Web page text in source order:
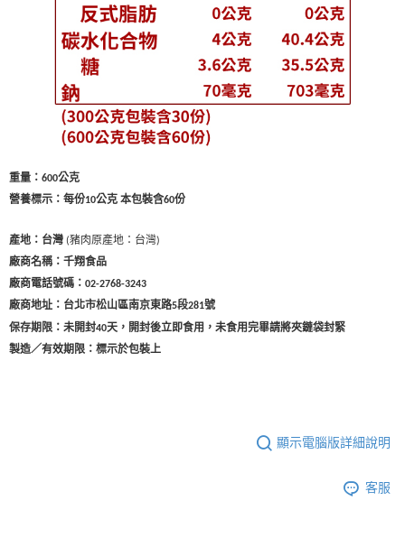
重量： 600公克
營養標示：每份10公克 本包裝含60份
產地：台灣 (豬肉原產地：台灣)
廠商名稱：千翔食品
廠商電話號碼： 02-2768-3243
廠商地址：台北市松山區南京東路5段281號
保存期限：未開封40天，開封後立即食用，未食用完畢請將夾鏈袋封緊
製造／有效期限：標示於包裝上
顯示電腦版詳細說明
客服